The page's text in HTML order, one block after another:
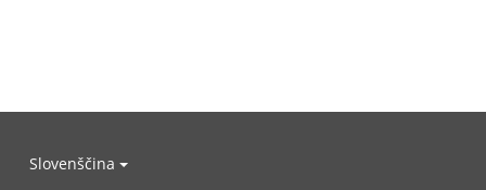
Slovenščina